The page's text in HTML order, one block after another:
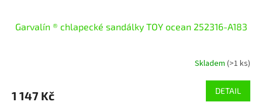
Garvalín ® chlapecké sandálky TOY ocean 252316-A183
Skladem (>1 ks)
1 147 Kč DETAIL